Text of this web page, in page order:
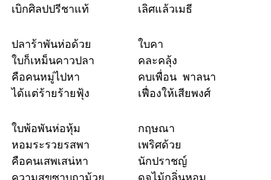
เบิกศิลปปรีชาแท้
เลิศแล้วเมธี
ปลาร้าพันห่อด้วย
ใบก็เหม็นคาวปลา
คือคนหมู่ไปหา
ได้แต่ร้ายร้ายฟุ้ง
ใบคา
คละคลุ้ง
คบเพื่อน พาลนา
เฟื่องให้เสียพงศ์
ใบพ้อพันห่อหุ้ม
หอมระรวยรสพา
คือคนเสพเสน่หา
กฤษณา
เพริศด้วย
นักปราชญ์